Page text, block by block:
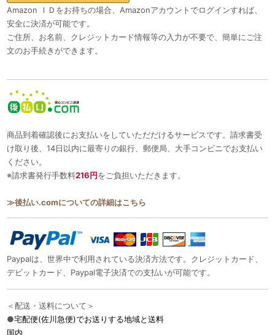
Amazon ＩＤをお持ちの場合、Amazonアカウントでログインすれば、
安全に決済が可能です。
ご住所、お名前、クレジットカード情報等の入力が不要で、簡単にご注
文のお手続きができます。
商品到着確認後にお支払いをしていただだけるサービスです。請求書受
け取り後、14日以内に最寄りの銀行、郵便局、大手コンビニでお支払い
ください。
※請求書発行手数料216円をご負担いただきます。
≫後払い.comについての詳細はこちら
Paypalは、世界中で利用されている決済方法です。クレジットカード、
デビットカード、Paypal電子決済での支払いが可能です。
＜配送・送料について＞
●宅配便(佐川急便)でお送りする地域と送料
国内